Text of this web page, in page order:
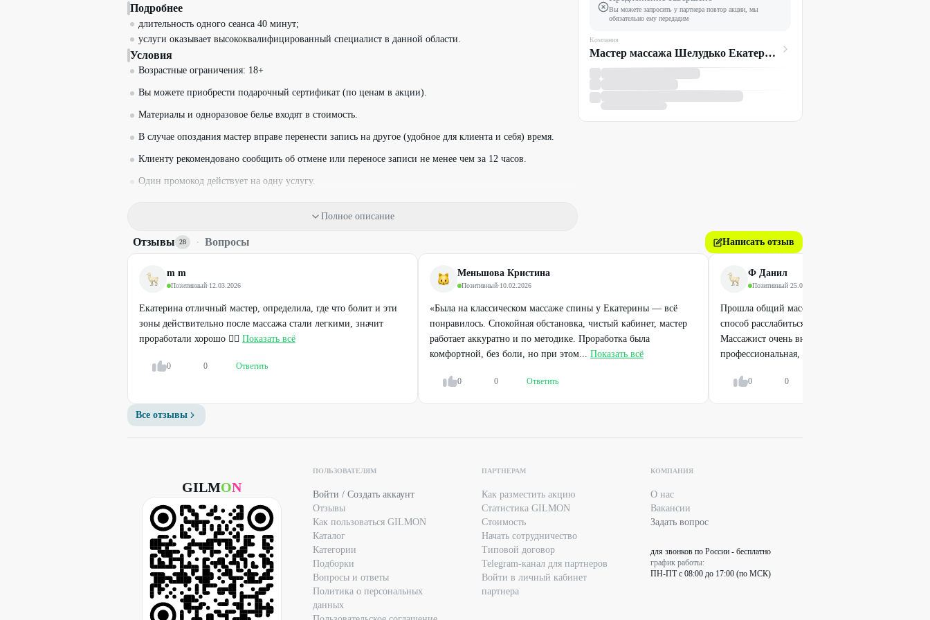
Подробнее
длительность одного сеанса 40 минут;
услуги оказывает высококвалифицированный специалист в данной области.
Условия
Возрастные ограничения: 18+
Вы можете приобрести подарочный сертификат (по ценам в акции).
Материалы и одноразовое белье входят в стоимость.
В случае опоздания мастер вправе перенести запись на другое (удобное для клиента и себя) время.
Клиенту рекомендовано сообщить об отмене или переносе записи не менее чем за 12 часов.
Один промокод действует на одну услугу.
+7 (933) 350-79-38
Стоимость оплачивается на месте.
Промокод не суммируется с другими действующими предложениями компании.
ПРЕДУПРЕЖДАЕМ О НЕОБХОДИМОСТИ ПОЛУЧЕНИЯ КОНСУЛЬТАЦИИ У ВРАЧА
(СПЕЦИАЛИСТА) ПО ОКАЗЫВАЕМЫМ УСЛУГАМ И ПРОТИВОПОКАЗАНИЯМ
Полное описание
Вы можете запросить у партнера повтор акции, мы
обязательно ему передадим
Компания
Мастер массажа Шелудько Екатерина
Отзывы 28 · Вопросы Написать отзыв
m m
Позитивный·12.03.2026
Екатерина отличный мастер, определила, где что болит и эти
зоны действительно после массажа стали легкими, значит
проработали хорошо 👍🏻 Показать всё
0 0 Ответить
Меньшова Кристина
Позитивный·10.02.2026
«Была на классическом массаже спины у Екатерины — всё
понравилось. Спокойная обстановка, чистый кабинет, мастер
работает аккуратно и по методике. Проработка была
комфортной, без боли, но при этом... Показать всё
0 0 Ответить
Ф Данил
Позитивный·25.01.2026
Прошла общий массаж всего тела на 50 минут
способ расслабиться и снять напряжение после
Массажист очень внимательный, техника
профессиональная, чувствуешь, как...
0 0
Все отзывы
GILMON
ПОЛЬЗОВАТЕЛЯМ
Войти / Создать аккаунт
Отзывы
Как пользоваться GILMON
Каталог
Категории
Подборки
Вопросы и ответы
Политика о персональных
данных
ПАРТНЕРАМ
Как разместить акцию
Статистика GILMON
Стоимость
Начать сотрудничество
Типовой договор
Telegram-канал для партнеров
Войти в личный кабинет
партнера
КОМПАНИЯ
О нас
Вакансии
Задать вопрос
для звонков по России - бесплатно
график работы:
ПН-ПТ с 08:00 до 17:00 (по МСК)